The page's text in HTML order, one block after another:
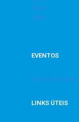
Tênis
Vôlei
EVENTOS
Social | Cultural
LINKS ÚTEIS